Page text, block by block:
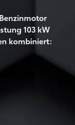
103 kW
kombiniert: